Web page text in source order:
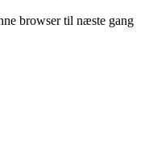
browser til næste gang